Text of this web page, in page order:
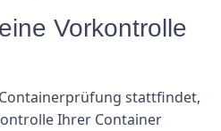
Vorkontrolle
stattfindet,
Ihrer Container